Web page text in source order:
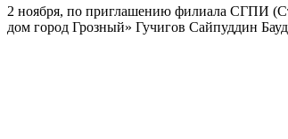
2 ноября, по приглашению филиала СГПИ
дом город Грозный» Гучигов Сайпуддин